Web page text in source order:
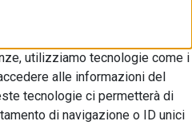
utilizziamo tecnologie come i
alle informazioni del
tecnologie ci permetterà di
di navigazione o ID unici